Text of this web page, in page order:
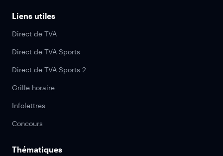
Liens utiles
Direct de TVA
Direct de TVA Sports
Direct de TVA Sports 2
Grille horaire
Infolettres
Concours
Thématiques